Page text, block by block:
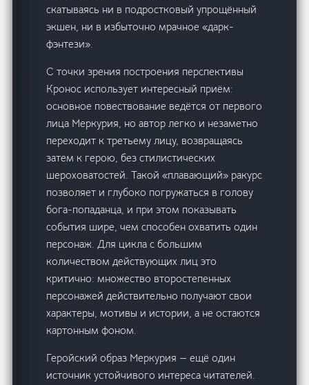
скатываясь ни в подростковый упрощённый
экшен, ни в избыточно мрачное «дарк-
фэнтези».
С точки зрения построения перспективы
Кронос использует интересный приём:
основное повествование ведётся от первого
лица Меркурия, но автор легко и незаметно
переходит к третьему лицу, возвращаясь
затем к герою, без стилистических
шероховатостей. Такой «плавающий» ракурс
позволяет и глубоко погружаться в голову
бога-попаданца, и при этом показывать
события шире, чем способен охватить один
персонаж. Для цикла с большим
количеством действующих лиц это
критично: множество второстепенных
персонажей действительно получают свои
характеры, мотивы и истории, а не остаются
картонным фоном.
Геройский образ Меркурия — ещё один
источник устойчивого интереса читателей.